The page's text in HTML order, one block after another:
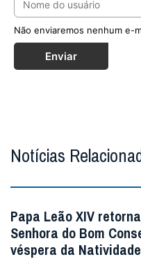
Não enviaremos nenhum e-
Enviar
Notícias
Papa Leão XIV
Senhora do Bom
véspera da